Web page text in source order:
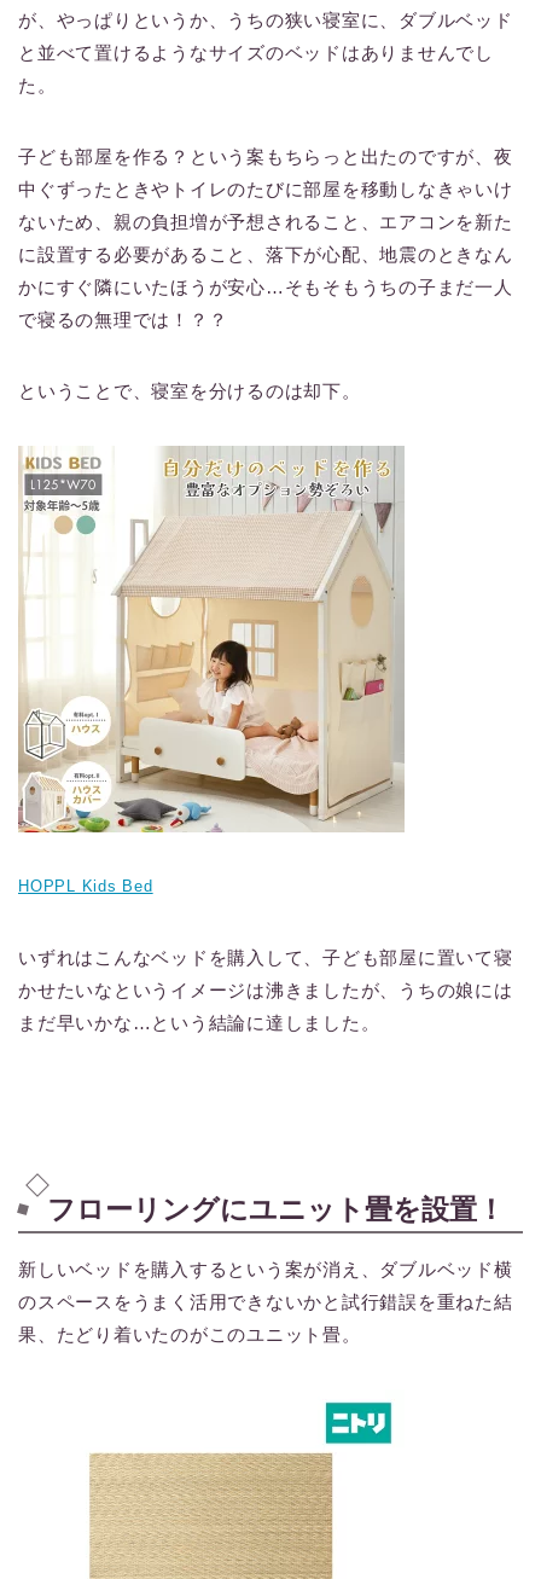
が、やっぱりというか、うちの狭い寝室に、ダブルベッド
と並べて置けるようなサイズのベッドはありませんでし
た。
子ども部屋を作る？という案もちらっと出たのですが、夜
中ぐずったときやトイレのたびに部屋を移動しなきゃいけ
ないため、親の負担増が予想されること、エアコンを新た
に設置する必要があること、落下が心配、地震のときなん
かにすぐ隣にいたほうが安心…そもそもうちの子まだ一人
で寝るの無理では！？？
ということで、寝室を分けるのは却下。
HOPPL Kids Bed
いずれはこんなベッドを購入して、子ども部屋に置いて寝
かせたいなというイメージは沸きましたが、うちの娘には
まだ早いかな…という結論に達しました。
フローリングにユニット畳を設置！
新しいベッドを購入するという案が消え、ダブルベッド横
のスペースをうまく活用できないかと試行錯誤を重ねた結
果、たどり着いたのがこのユニット畳。